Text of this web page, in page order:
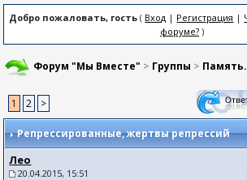
Добро пожаловать, гость ( Вход | Регистрация |
форуме?)
Форум "Мы Вместе" > Группы > Память.
1 2 >
Репрессированные, жертвы репрессий
Лео
20.04.2015, 15:51